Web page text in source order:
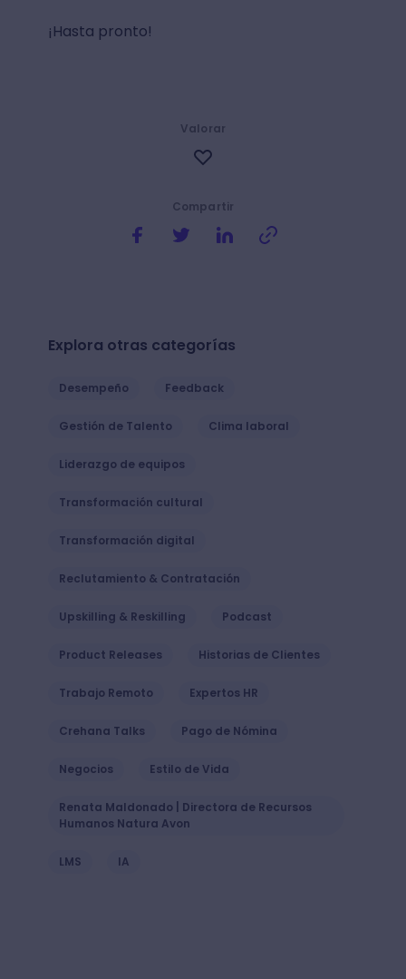
¡Hasta pronto!
Compartir
Valorar
Explora otras categorías
Desempeño Feedback
Gestión de Talento Clima laboral
Liderazgo de equipos
Transformación cultural
Transformación digital
Reclutamiento & Contratación
Upskilling & Reskilling Podcast
Product Releases Historias de Clientes
Trabajo Remoto Expertos HR
Crehana Talks Pago de Nómina
Negocios Estilo de Vida
Renata Maldonado | Directora de Recursos
Humanos Natura Avon
LMS IA